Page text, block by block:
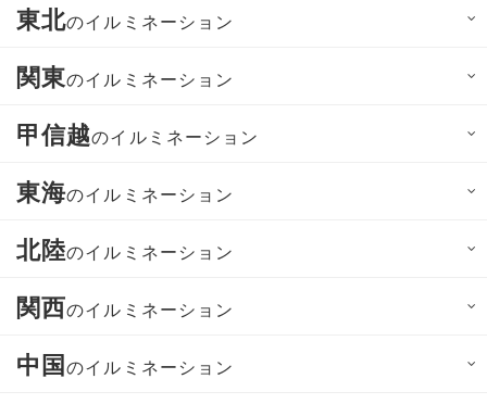
東北のイルミネーション
関東のイルミネーション
甲信越のイルミネーション
東海のイルミネーション
北陸のイルミネーション
関西のイルミネーション
中国のイルミネーション